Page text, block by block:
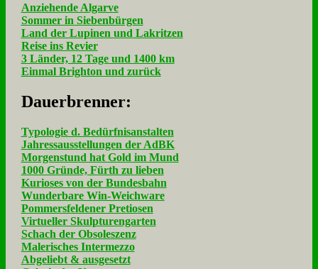
Anziehende Algarve
Sommer in Siebenbürgen
Land der Lupinen und Lakritzen
Reise ins Revier
3 Länder, 12 Tage und 1400 km
Einmal Brighton und zurück
Dau­er­bren­ner:
Typologie d. Bedürfnisanstalten
Jahressausstellungen der AdBK
Morgenstund hat Gold im Mund
1000 Gründe, Fürth zu lieben
Kurioses von der Bundesbahn
Wunderbare Win-Weichware
Pommersfeldener Pretiosen
Virtueller Skulpturengarten
Schach der Obsoleszenz
Malerisches Intermezzo
Abgeliebt & ausgesetzt